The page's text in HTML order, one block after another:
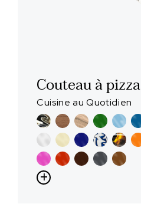
Couteau à pizza
Cuisine au Quotidien